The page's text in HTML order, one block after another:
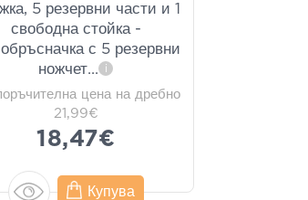
5 резервни части и 1
свободна стойка -
с 5 резервни
ножчет... i
цена на дребно
21,99€
18,47€
Купува